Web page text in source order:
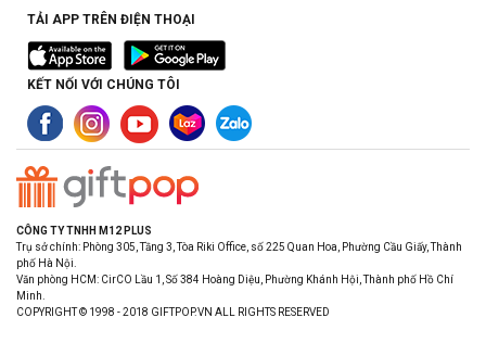
TẢI APP TRÊN ĐIỆN THOẠI
KẾT NỐI VỚI CHÚNG TÔI
CÔNG TY TNHH M12 PLUS
Trụ sở chính: Phòng 305, Tầng 3, Tòa Riki Office, số 225 Quan Hoa, Phường Cầu Giấy, Thành
phố Hà Nội.
Văn phòng HCM: CirCO Lầu 1, Số 384 Hoàng Diệu, Phường Khánh Hội, Thành phố Hồ Chí
Minh.
COPYRIGHT © 1998 - 2018 GIFTPOP.VN ALL RIGHTS RESERVED